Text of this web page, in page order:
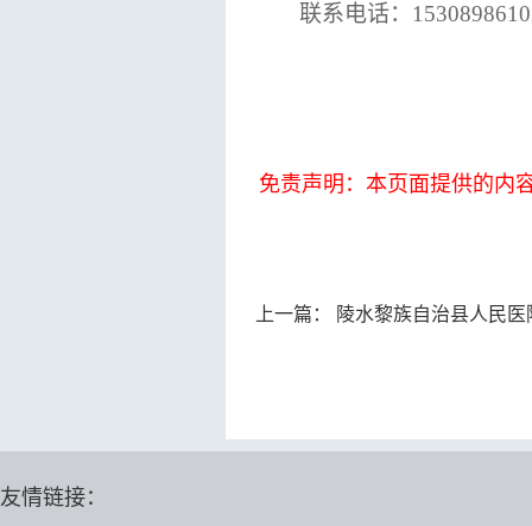
联系电话：
免责声明：本页面提供的内
上一篇： 陵水黎族自治县人民医院新院区
友情链接：